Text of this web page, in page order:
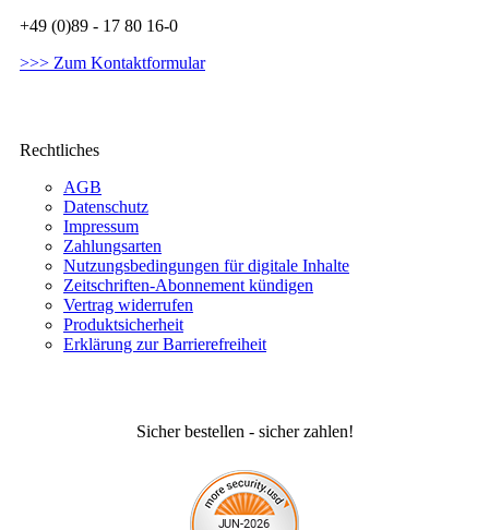
+49 (0)89 - 17 80 16-0
>>> Zum Kontaktformular
Rechtliches
AGB
Datenschutz
Impressum
Zahlungsarten
Nutzungsbedingungen für digitale Inhalte
Zeitschriften-Abonnement kündigen
Vertrag widerrufen
Produktsicherheit
Erklärung zur Barrierefreiheit
Sicher bestellen - sicher zahlen!